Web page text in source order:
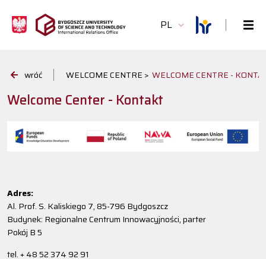
PL
wróć WELCOME CENTRE > WELCOME CENTRE -
Welcome Center - Kontakt
Adres:
Al. Prof. S. Kaliskiego 7, 85-796 Bydgoszcz
Budynek: Regionalne Centrum Innowacyjności, parter
Pokój B 5
tel. + 48 52 374 92 91